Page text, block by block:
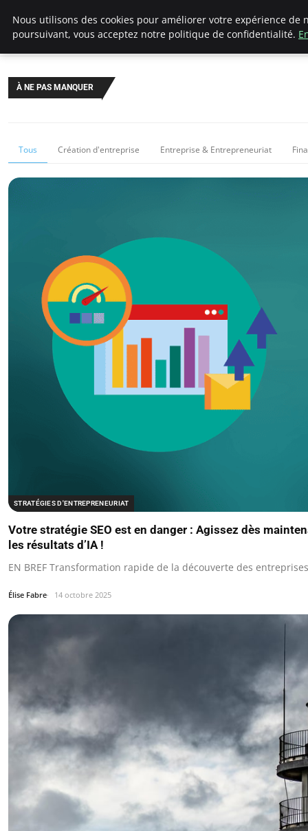
LECFCM
À NE PAS MANQUER
Tous Création d'entreprise Entreprise & Entrepreneuriat
STRATÉGIES D'ENTREPRENEURIAT
Votre stratégie SEO est en danger : Agissez dès
les résultats d’IA !
EN BREF Transformation rapide de la découverte des entreprises
Élise Fabre 14 octobre 2025
Nous utilisons des cookies pour améliorer votre expérience de
poursuivant, vous acceptez notre politique de confidentialité.